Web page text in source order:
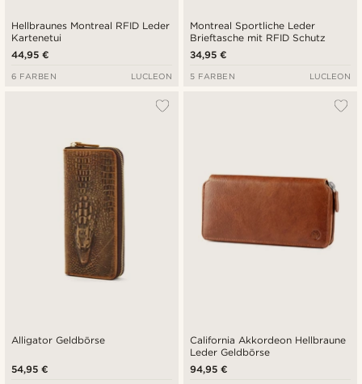
Hellbraunes Montreal RFID Leder
Kartenetui
44,95 €
6 FARBEN LUCLEON
Montreal Sportliche Leder
Brieftasche mit RFID Schutz
34,95 €
5 FARBEN LUCLEON
Alligator Geldbörse
54,95 €
California Akkordeon Hellbraune
Leder Geldbörse
94,95 €